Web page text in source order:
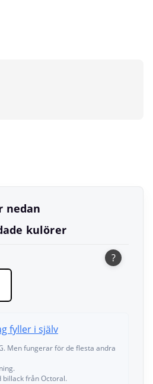
nedan
kulörer
?
fyller i själv
Men fungerar för de flesta andra
billack från Octoral.